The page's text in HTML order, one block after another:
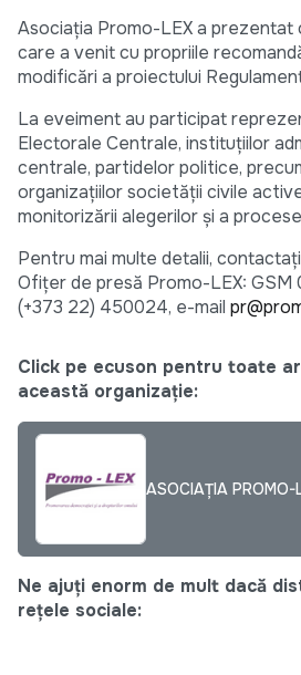
Asociația Promo-LEX a prezentat
care a venit cu propriile
modificări a proiectului
La eveiment au participat
Electorale Centrale, instituţiilor
centrale, partidelor politice,
organizațiilor societății civile
monitorizării alegerilor şi a
Pentru mai multe detalii,
Ofițer de presă Promo-LEX:
(+373 22) 450024, e-mail
Click pe ecuson pentru toate
această organizație:
ASOCIAȚIA PROMO-
Ne ajuți enorm de mult dacă
rețele sociale: